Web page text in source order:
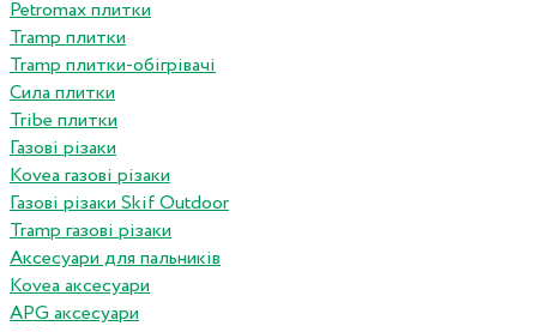
Petromax плитки
Tramp плитки
Tramp плитки-обігрівачі
Сила плитки
Tribe плитки
Газові різаки
Kovea газові різаки
Газові різаки Skif Outdoor
Tramp газові різаки
Аксесуари для пальників
Kovea аксесуари
APG аксесуари